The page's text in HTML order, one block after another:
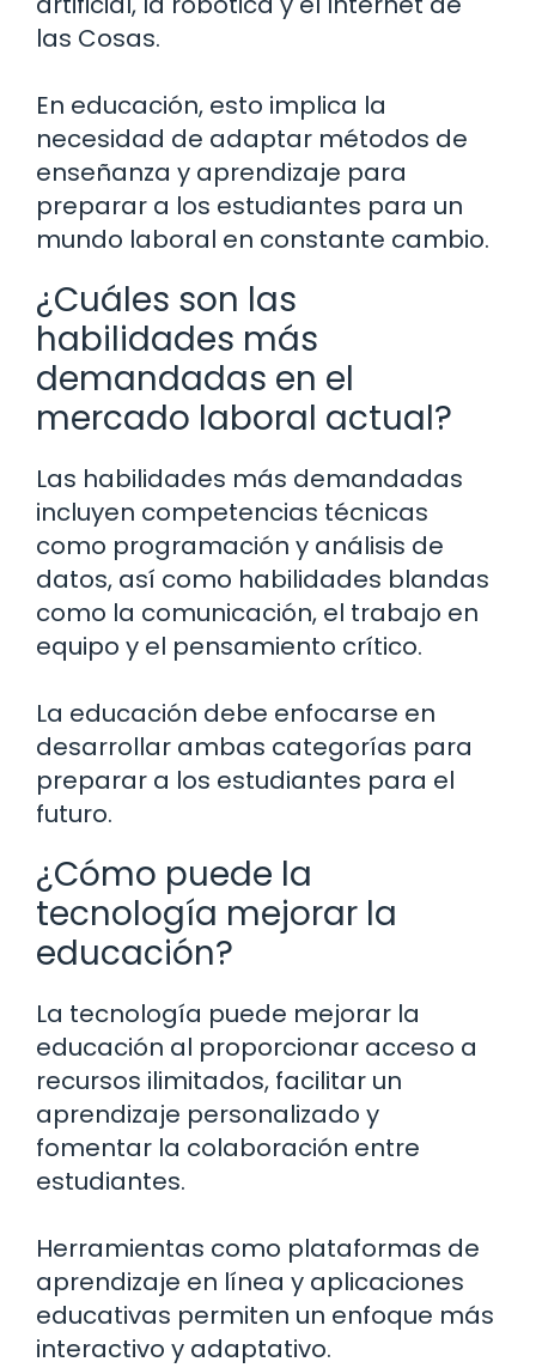
las Cosas.
En educación, esto implica la
necesidad de adaptar métodos de
enseñanza y aprendizaje para
preparar a los estudiantes para un
mundo laboral en constante cambio.
¿Cuáles son las
habilidades más
demandadas en el
mercado laboral actual?
Las habilidades más demandadas
incluyen competencias técnicas
como programación y análisis de
datos, así como habilidades blandas
como la comunicación, el trabajo en
equipo y el pensamiento crítico.
La educación debe enfocarse en
desarrollar ambas categorías para
preparar a los estudiantes para el
futuro.
¿Cómo puede la
tecnología mejorar la
educación?
La tecnología puede mejorar la
educación al proporcionar acceso a
recursos ilimitados, facilitar un
aprendizaje personalizado y
fomentar la colaboración entre
estudiantes.
Herramientas como plataformas de
aprendizaje en línea y aplicaciones
educativas permiten un enfoque más
interactivo y adaptativo.